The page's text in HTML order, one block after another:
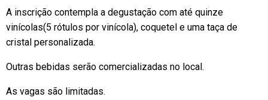
A inscrição contempla a degustação com até quinze
vinícolas(5 rótulos por vinícola), coquetel e uma taça de
cristal personalizada.
Outras bebidas serão comercializadas no local.
As vagas são limitadas.